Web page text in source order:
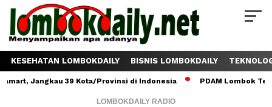
KESEHATAN LOMBOKDAILY BISNIS LOMBOKDAILY
39 Kota/Provinsi di Indonesia PDAM Lombok Tengah
LOMBOKDAILY RADIO